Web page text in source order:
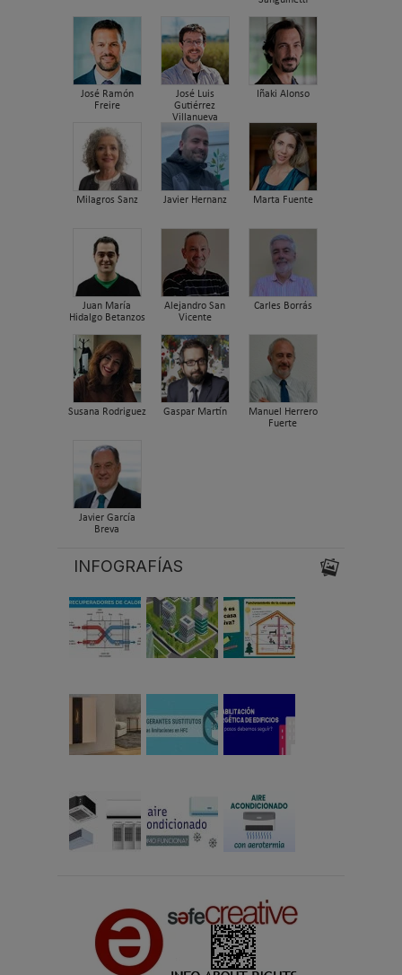
José Ramón
Freire
José Luis
Gutiérrez
Villanueva
Iñaki Alonso
Milagros Sanz Javier Hernanz Marta Fuente
Juan María
Hidalgo Betanzos
Alejandro San
Vicente
Carles Borrás
Susana Rodriguez Gaspar Martín
Manuel Herrero
Fuerte
Javier García
Breva
INFOGRAFÍAS